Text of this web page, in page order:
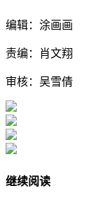
编辑：涂画画
责编：肖文翔
审核：吴雪倩
继续阅读